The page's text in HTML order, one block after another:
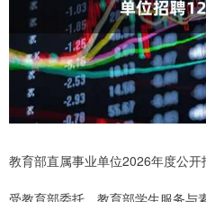
教育部直属事业单位2026年度公开
受教育部委托，教育部学生服务与